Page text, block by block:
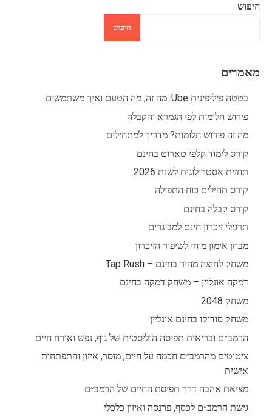
חיפוש
חיפוש
מאמרים
בטטה פיליפינית Ube: מה זה, מה הטעם ואיך משתמשים
פירוש חלומות לפי הגמרא והקבלה
מה זה פירוש חלומות? מדריך למתחילים
קורס לימוד קלפי טארוט בחינם
תחזית אסטרולוגית לשנת 2026
קורס תהילים כוח התפילה
קורס קבלה בחינם
תרגילי זיכרון חינם למבוגרים
מבחן אימון מוחי לשיפור הזיכרון
משחק לחיצה מהיר בחינם – Tap Rush
דמקה אונליין – משחק דמקה בחינם
משחק 2048
משחק סודוקו בחינם אונליין
הרמב״ם ובריאות תפיסה הוליסטית של גוף, נפש ואורח חיים
ציטוטים מהרמב״ם חכמה על חיים, מוסר, איזון והתפתחות
אישית
מציאת אהבה דרך תפיסת החיים של הרמב״ם
גישת הרמב״ם לכסף, פרנסה ואיזון כלכלי